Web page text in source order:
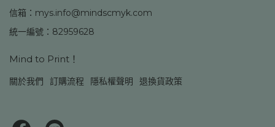
信箱：mys.info@mindscmyk.com
統一編號：82959628
Mind to Print！
關於我們 訂購流程 隱私權聲明 退換貨政策